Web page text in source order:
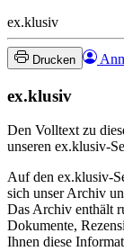
ex.klusiv
Drucken
ex.klusiv
Den Volltext zu
unseren ex.klusiv-
Auf den ex.klusiv-
sich unser Archiv
Das Archiv enthält
Dokumente,
Ihnen diese